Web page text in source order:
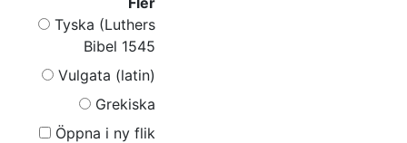
Tyska (Luthers
Bibel 1545
Vulgata (latin)
Grekiska
Öppna i ny flik